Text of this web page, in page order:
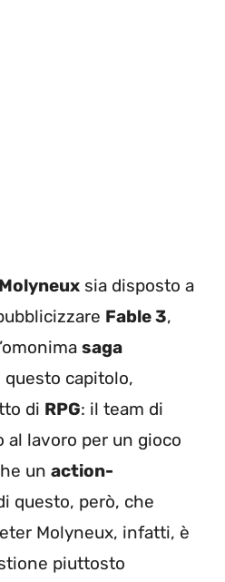
sia disposto a
Fable 3,
saga
questo capitolo,
di RPG: il team di
al lavoro per un gioco
un action-
questo, però, che
Molyneux, infatti, è
piuttosto